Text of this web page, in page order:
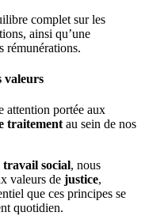
complet sur les
ainsi qu’une
rémunérations.
valeurs
attention portée aux
traitement au sein de nos
travail social, nous
valeurs de justice,
que ces principes se
quotidien.